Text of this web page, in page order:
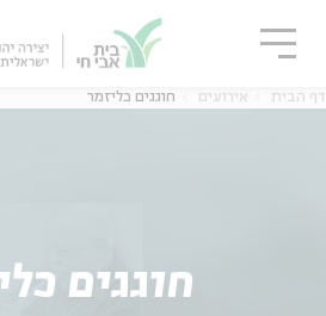
דף הבית אירועים חוגגים כליזמר
חוגגים
סגור